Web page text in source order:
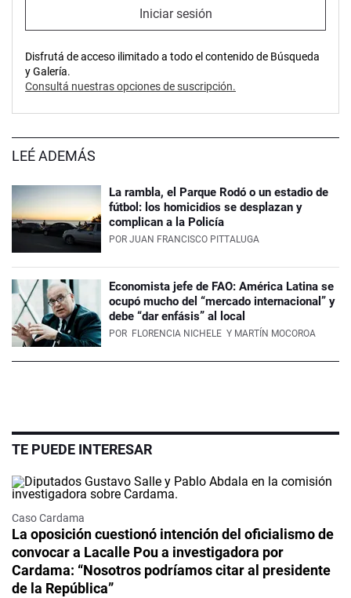
Iniciar sesión
Disfrutá de acceso ilimitado a todo el contenido de Búsqueda
y Galería.
Consultá nuestras opciones de suscripción.
LEÉ ADEMÁS
La rambla, el Parque Rodó o un estadio de
fútbol: los homicidios se desplazan y
complican a la Policía
POR JUAN FRANCISCO PITTALUGA
Economista jefe de FAO: América Latina se
ocupó mucho del “mercado internacional” y
debe “dar enfásis” al local
POR FLORENCIA NICHELE Y MARTÍN MOCOROA
TE PUEDE INTERESAR
Caso Cardama
La oposición cuestionó intención del oficialismo de
convocar a Lacalle Pou a investigadora por
Cardama: “Nosotros podríamos citar al presidente
de la República”